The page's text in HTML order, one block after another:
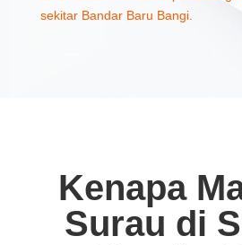
sekitar Bandar Baru Bangi.
Kenapa
Surau di